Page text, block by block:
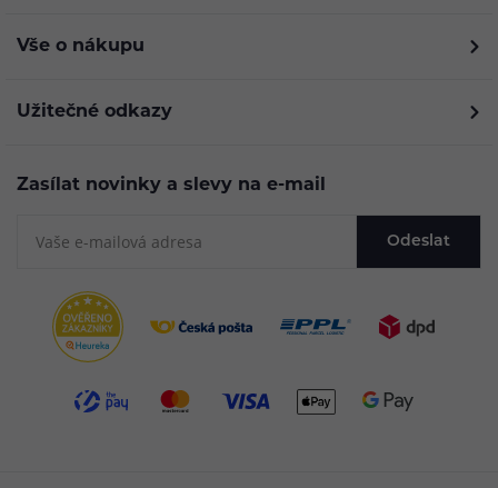
Vše o nákupu
Užitečné odkazy
Zasílat novinky a slevy na e-mail
Odeslat